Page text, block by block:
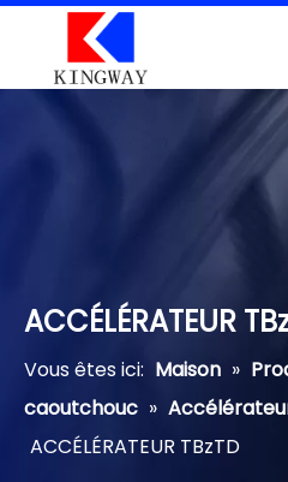
ACCÉLÉRATEUR
Vous êtes ici: Maison »
caoutchouc »
ACCÉLÉRATEUR TBzTD